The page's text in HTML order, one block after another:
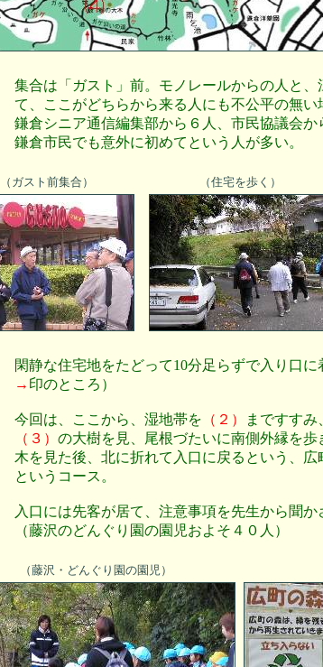
集合は「ガスト」前。モノレールからの人と、
て、ここがどちらから来る人にも不公平の無い
鎌倉シニア通信編集部から６人、市民協議会か
鎌倉市民でも意外に初めてという人が多い。
（ガスト前集合） （住宅を歩く）
閑静な住宅地をたどって10分足らずで入り口
→ 印のところ）
今回は、ここから、湿地帯を （２）
まですすみ
（３） の大樹を見、尾根づたいに南側外縁を歩
木を見た後、北に折れて入口に戻るという、広
というコース。
入口には先客が居て、注意事項を先生から聞か
（藤沢のどんぐり園の園児およそ４０人）
（藤沢・どんぐり園の園児）